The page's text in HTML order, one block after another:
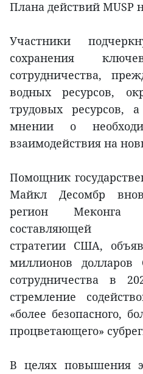
Плана действий MUSP
Участники
сохранения
сотрудничества,
водных ресурсов,
трудовых ресурсов,
мнении о
взаимодействия на
Помощник
Майкл Десомбр
регион Меконга
составляющей
стратегии США,
миллионов
сотрудничества в
стремление
«более безопасного,
процветающего»
В целях повышения